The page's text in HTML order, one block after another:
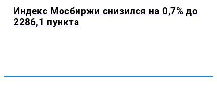
Индекс Мосбиржи снизился на 0,7% до
2286,1 пункта